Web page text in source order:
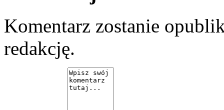
Komentarz zostanie
redakcję.